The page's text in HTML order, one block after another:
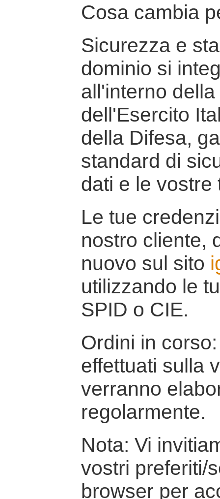
Cosa cambia
Sicurezza e
dominio si
all'interno
dell'Esercito
della Difesa,
standard di
dati e le vostre
Le tue
nostro cliente,
nuovo sul sito
utilizzando le
SPID o CIE.
Ordini in
effettuati sulla
verranno
regolarmente.
Nota: Vi
vostri preferiti/
browser per